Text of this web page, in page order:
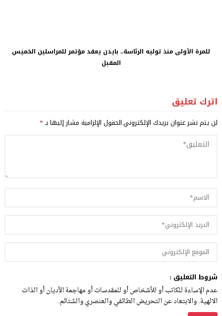
للمرة الأولى منذ توليه الرئاسة.. بايدن يعقد مؤتمر للمراسلين الخميس
المقبل
اترك تعليق
لن يتم نشر عنوان بريدك الإلكتروني.الحقول الإلزامية مشار إليها بـ*
شروط التعليق :
عدم الإساءة للكاتب أو للأشخاص أو للمقدسات أو مهاجمة الأديان أو الذات
الالهية. والابتعاد عن التحريض الطائفي والعنصري والشتائم.